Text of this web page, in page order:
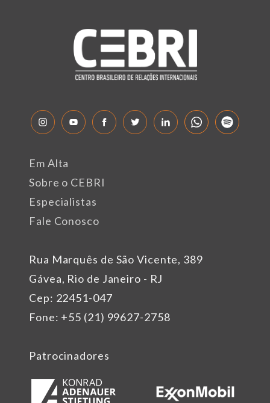
Rua Marquês de São Vicente, 389
Gávea, Rio de Janeiro - RJ
Cep: 22451-047
Fone: +55 (21) 99627-2758
Em Alta
Sobre o CEBRI
Especialistas
Fale Conosco
Patrocinadores